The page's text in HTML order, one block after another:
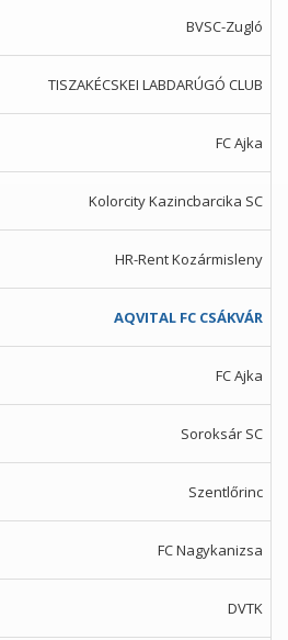
BVSC-Zugló
TISZAKÉCSKEI LABDARÚGÓ CLUB
FC Ajka
Kolorcity Kazincbarcika SC
HR-Rent Kozármisleny
AQVITAL FC CSÁKVÁR
FC Ajka
Soroksár SC
Szentlőrinc
FC Nagykanizsa
DVTK